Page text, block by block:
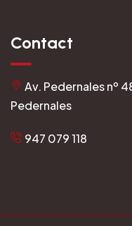
Contact
Av. Pedernales nº
Pedernales
947 079 118